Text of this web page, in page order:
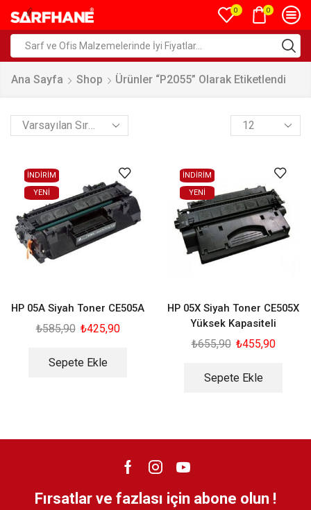
0 0
Ana Sayfa Shop Ürünler “P2055” Olarak Etiketlendi
İNDİRİM
YENI
HP 05A Siyah Toner CE505A
₺585,90 ₺425,90
Sepete Ekle
İNDİRİM
YENI
HP 05X Siyah Toner CE505X
Yüksek Kapasiteli
₺655,90 ₺455,90
Sepete Ekle
Fırsatlar ve fazlası için abone olun !